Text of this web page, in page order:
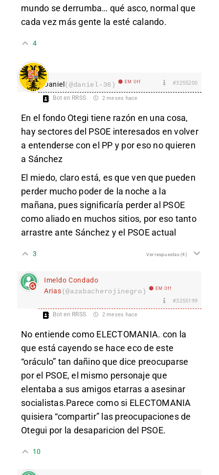
mundo se derrumba… qué asco, normal que
cada vez más gente la esté calando.
4
Daniel(@daniel-36) EM Off #3255200
Bot en RRSS 2 meses hace
En el fondo Otegi tiene razón en una cosa,
hay sectores del PSOE interesados en volver
a entenderse con el PP y por eso no quieren
a Sánchez
El miedo, claro está, es que ven que pueden
perder mucho poder de la noche a la
mañana, pues significaría perder al PSOE
como aliado en muchos sitios, por eso tanto
arrastre ante Sánchez y el PSOE actual
3 Ver respuestas(4)
Imeldo Condado
Arias(@azabacherojinegro) EM Off
#3255199
Bot en RRSS 2 meses hace
No entiende como ELECTOMANIA. con la
que está cayendo se hace eco de este
“oráculo” tan dañino que dice preocuparse
por el PSOE, el mismo personaje que
elentaba a sus amigos etarras a asesinar
socialistas.Parece como si ELECTOMANIA
quisiera “compartir” las preocupaciones de
Otegui por la desaparicion del PSOE.
10